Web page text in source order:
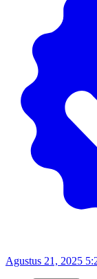
Agustus 21, 2025